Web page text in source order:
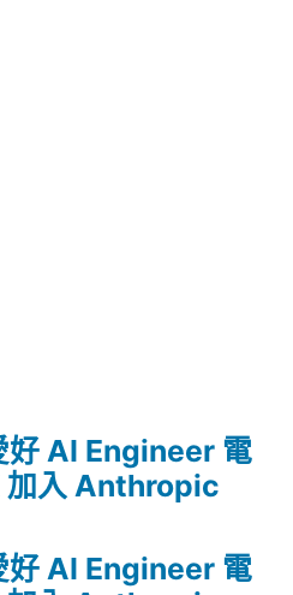
好 AI Engineer 電
加入 Anthropic
好 AI Engineer 電